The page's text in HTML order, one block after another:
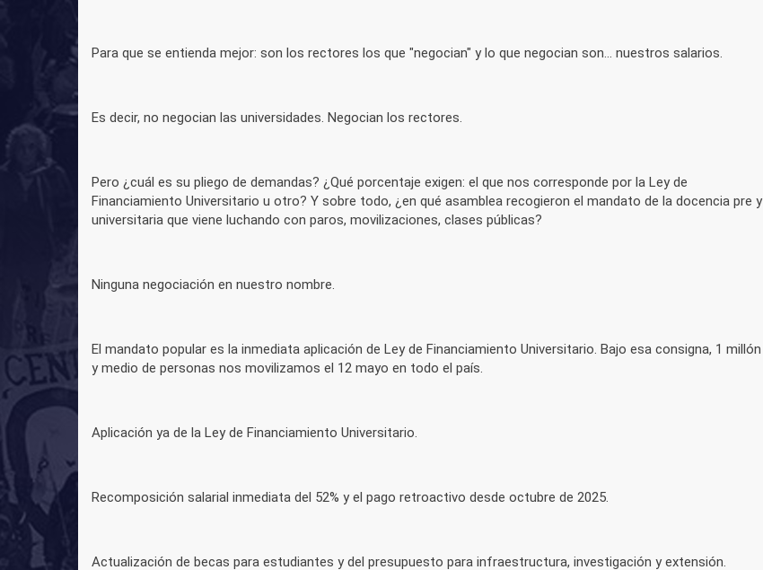
Para que se entienda mejor: son los rectores los que "negocian" y lo que negocian son... nuestros salarios.
Es decir, no negocian las universidades. Negocian los rectores.
Pero ¿cuál es su pliego de demandas? ¿Qué porcentaje exigen: el que nos corresponde por la Ley de
Financiamiento Universitario u otro? Y sobre todo, ¿en qué asamblea recogieron el mandato de la docencia pre y
universitaria que viene luchando con paros, movilizaciones, clases públicas?
Ninguna negociación en nuestro nombre.
El mandato popular es la inmediata aplicación de Ley de Financiamiento Universitario. Bajo esa consigna, 1 millón
y medio de personas nos movilizamos el 12 mayo en todo el país.
Aplicación ya de la Ley de Financiamiento Universitario.
Recomposición salarial inmediata del 52% y el pago retroactivo desde octubre de 2025.
Actualización de becas para estudiantes y del presupuesto para infraestructura, investigación y extensión.